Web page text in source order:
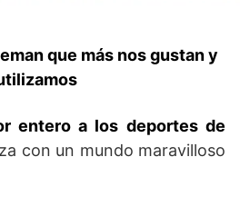
que más nos gustan y
entero a los deportes de
con un mundo maravilloso